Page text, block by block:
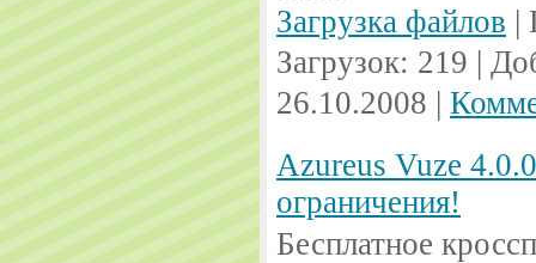
Загрузка файлов |
Загрузок: 219 |
26.10.2008 |
Azureus Vuze
ограничения!
Бесплатное